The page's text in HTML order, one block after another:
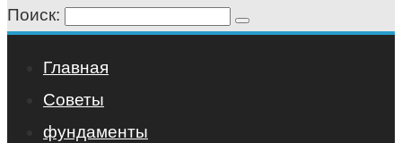
Поиск:
Главная
Советы
фундаменты